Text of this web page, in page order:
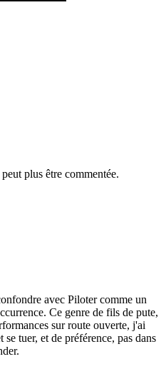
plus être commentée.
avec Piloter comme un
Ce genre de fils de pute,
sur route ouverte, j'ai
tuer, et de préférence, pas dans